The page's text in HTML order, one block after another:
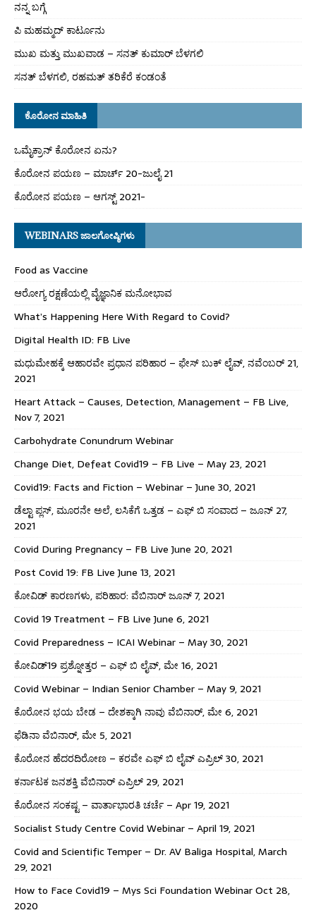
ನನ್ನ ಬಗ್ಗೆ
ಪಿ ಮಹಮ್ಮದ್ ಕಾರ್ಟೂನು
ಮುಖ ಮತ್ತು ಮುಖವಾಡ – ಸನತ್ ಕುಮಾರ್ ಬೆಳಗಲಿ
ಸನತ್ ಬೆಳಗಲಿ, ರಹಮತ್ ತರಿಕೆರೆ ಕಂಡಂತೆ
ಕೊರೋನ ಮಾಹಿತಿ
ಒಮೈಕ್ರಾನ್ ಕೊರೋನ ಏನು?
ಕೊರೋನ ಪಯಣ – ಮಾರ್ಚ್ 20-ಜುಲೈ 21
ಕೊರೋನ ಪಯಣ – ಆಗಸ್ಟ್ 2021-
WEBINARS ಜಾಲಗೋಷ್ಠಿಗಳು
Food as Vaccine
ಆರೋಗ್ಯ ರಕ್ಷಣೆಯಲ್ಲಿ ವೈಜ್ಞಾನಿಕ ಮನೋಭಾವ
What’s Happening Here With Regard to Covid?
Digital Health ID: FB Live
ಮಧುಮೇಹಕ್ಕೆ ಆಹಾರವೇ ಪ್ರಧಾನ ಪರಿಹಾರ – ಫೇಸ್ ಬುಕ್ ಲೈವ್, ನವೆಂಬರ್ 21,
2021
Heart Attack – Causes, Detection, Management – FB Live,
Nov 7, 2021
Carbohydrate Conundrum Webinar
Change Diet, Defeat Covid19 – FB Live – May 23, 2021
Covid19: Facts and Fiction – Webinar – June 30, 2021
ಡೆಲ್ಟಾ ಪ್ಲಸ್, ಮೂರನೇ ಅಲೆ, ಲಸಿಕೆಗೆ ಒತ್ತಡ – ಎಫ್ ಬಿ ಸಂವಾದ – ಜೂನ್ 27,
2021
Covid During Pregnancy – FB Live June 20, 2021
Post Covid 19: FB Live June 13, 2021
ಕೋವಿಡ್ ಕಾರಣಗಳು, ಪರಿಹಾರ: ವೆಬಿನಾರ್ ಜೂನ್ 7, 2021
Covid 19 Treatment – FB Live June 6, 2021
Covid Preparedness – ICAI Webinar – May 30, 2021
ಕೋವಿಡ್19 ಪ್ರಶ್ನೋತ್ತರ – ಎಫ್ ಬಿ ಲೈವ್, ಮೇ 16, 2021
Covid Webinar – Indian Senior Chamber – May 9, 2021
ಕೊರೋನ ಭಯ ಬೇಡ – ದೇಶಕ್ಕಾಗಿ ನಾವು ವೆಬಿನಾರ್, ಮೇ 6, 2021
ಫೆಡಿನಾ ವೆಬಿನಾರ್, ಮೇ 5, 2021
ಕೊರೋನ ಹೆದರದಿರೋಣ – ಕರವೇ ಎಫ್ ಬಿ ಲೈವ್ ಎಪ್ರಿಲ್ 30, 2021
ಕರ್ನಾಟಕ ಜನಶಕ್ತಿ ವೆಬಿನಾರ್ ಎಪ್ರಿಲ್ 29, 2021
ಕೊರೋನ ಸಂಕಷ್ಟ – ವಾರ್ತಾಭಾರತಿ ಚರ್ಚೆ – Apr 19, 2021
Socialist Study Centre Covid Webinar – April 19, 2021
Covid and Scientific Temper – Dr. AV Baliga Hospital, March
29, 2021
How to Face Covid19 – Mys Sci Foundation Webinar Oct 28,
2020